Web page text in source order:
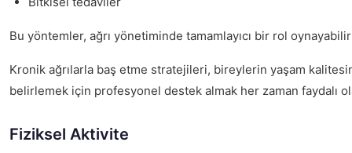
Bu yöntemler, ağrı yönetiminde tamamlayıcı bir rol
Kronik ağrılarla baş etme stratejileri, bireylerin yaşam
belirlemek için profesyonel destek almak her zaman faydalı
Fiziksel Aktivite